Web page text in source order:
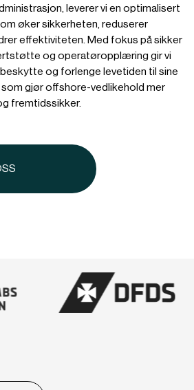
leverer vi en optimalisert
øker sikkerheten, reduserer
effektiviteten. Med fokus på sikker
og operatøropplæring gir vi
og forlenge levetiden til sine
som gjør offshore-vedlikehold mer
fremtidssikker.